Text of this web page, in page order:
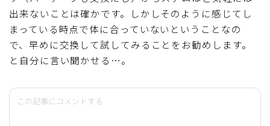
出来ないことは確かです。しかしそのように感じてし
まっている時点で体に合っていないということなの
で、早めに交換して試してみることをお勧めします。
と自分に言い聞かせる…。